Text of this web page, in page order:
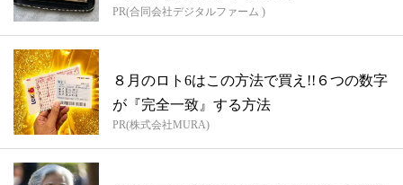
PR(合同会社デジタルファーム )
８月のロト6はこの方法で買え!!６つの数字
が『完全一致』する方法
PR(株式会社MURA)